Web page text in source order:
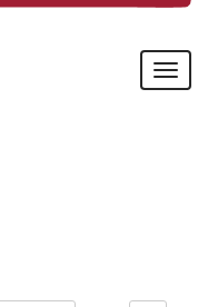
MENU